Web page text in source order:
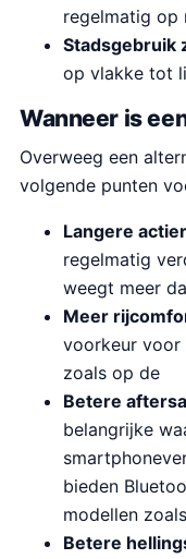
regelmatig op
Stadsgebruik
op vlakke tot
Wanneer is
Overweeg een
volgende punten
Langere
regelmatig
weegt meer
Meer
voorkeur voor
zoals op de
Betere
belangrijke
bieden
modellen
Betere